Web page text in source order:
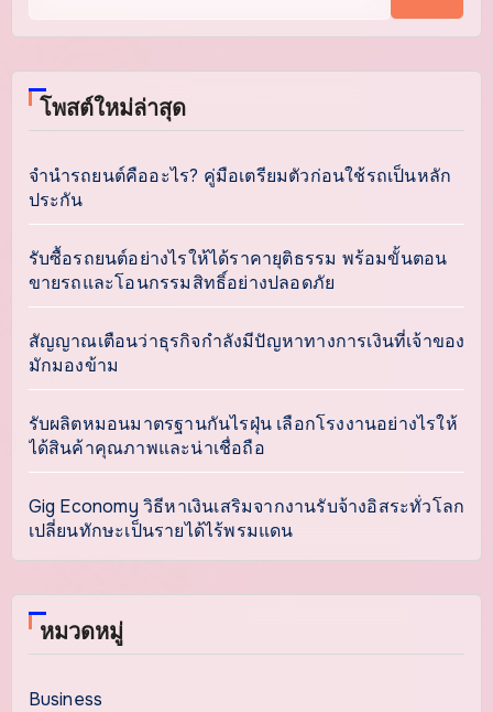
โพสต์ใหม่ล่าสุด
จำนำรถยนต์คืออะไร? คู่มือเตรียมตัวก่อนใช้รถเป็นหลัก
ประกัน
รับซื้อรถยนต์อย่างไรให้ได้ราคายุติธรรม พร้อมขั้นตอน
ขายรถและโอนกรรมสิทธิ์อย่างปลอดภัย
สัญญาณเตือนว่าธุรกิจกำลังมีปัญหาทางการเงินที่เจ้าของ
มักมองข้าม
รับผลิตหมอนมาตรฐานกันไรฝุ่น เลือกโรงงานอย่างไรให้
ได้สินค้าคุณภาพและน่าเชื่อถือ
Gig Economy วิธีหาเงินเสริมจากงานรับจ้างอิสระทั่วโลก
เปลี่ยนทักษะเป็นรายได้ไร้พรมแดน
หมวดหมู่
Business